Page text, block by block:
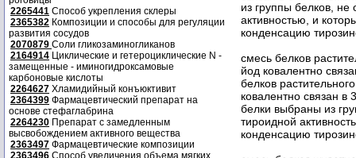
2265441 Способ укрепления склеры
2365382 Композиции и способы для регуляции
развития сосудов
2070879 Соли гликозаминогликанов
2164914 Циклические и гетероциклические N -
замещенные - иминогидроксамовые
карбоновые кислоты
2264627 Хламидийный конъюктивит
2364399 Фармацевтический препарат на
основе стефаглабрина
2264230 Препарат с замедленным
высвобождением активного вещества
2363497 Фармацевтические композиции
2363496 Способ увеличения объема мягких
из группы белков,
активностью, и
конденсацию
смесь белков
йод ковалентно
белков
ковалентно связан
белки выбраны из
тироидной
конденсацию